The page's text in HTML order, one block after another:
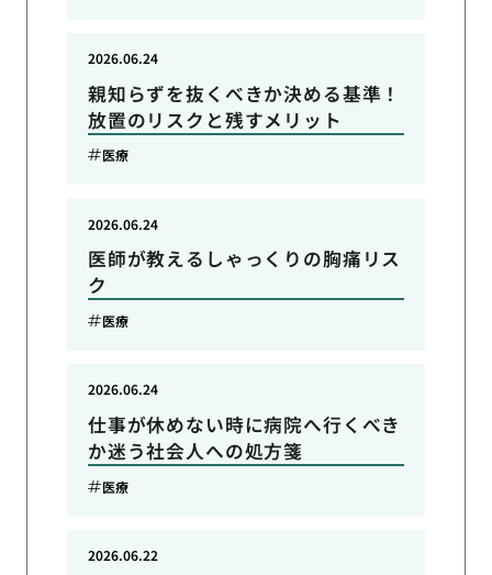
親知らずを抜くべきか決める基準！
放置のリスクと残すメリット
2026.06.24
医療
医師が教えるしゃっくりの胸痛リス
ク
2026.06.24
医療
仕事が休めない時に病院へ行くべき
か迷う社会人への処方箋
2026.06.24
医療
2026.06.22